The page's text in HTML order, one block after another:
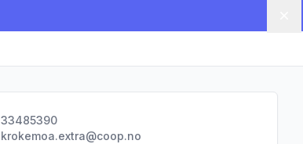
33485390
krokemoa.extra@coop.no